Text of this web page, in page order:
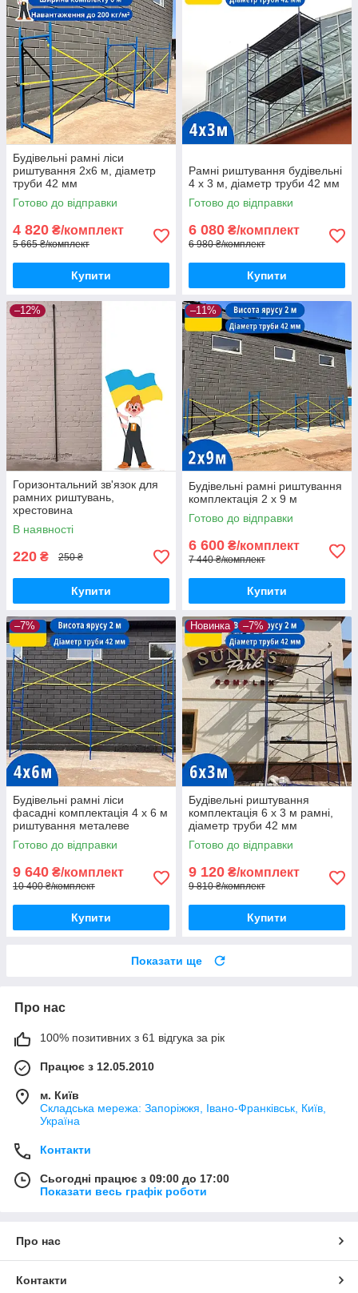
Будівельні рамні ліси
риштування 2х6 м, діаметр
труби 42 мм
Готово до відправки
4 820 ₴/комплект
5 665 ₴/комплект
Купити
Рамні риштування будівельні
4 х 3 м, діаметр труби 42 мм
Готово до відправки
6 080 ₴/комплект
6 980 ₴/комплект
Купити
–12%
Горизонтальний зв'язок для
рамних риштувань,
хрестовина
В наявності
220 ₴ 250 ₴
Купити
–11%
Будівельні рамні риштування
комплектація 2 х 9 м
Готово до відправки
6 600 ₴/комплект
7 440 ₴/комплект
Купити
–7%
Будівельні рамні ліси
фасадні комплектація 4 х 6 м
риштування металеве
Готово до відправки
9 640 ₴/комплект
10 400 ₴/комплект
Купити
Новинка –7%
Будівельні риштування
комплектація 6 х 3 м рамні,
діаметр труби 42 мм
Готово до відправки
9 120 ₴/комплект
9 810 ₴/комплект
Купити
Показати ще
Про нас
100% позитивних з 61 відгука за рік
Працює з 12.05.2010
м. Київ
Складська мережа: Запоріжжя, Івано-Франківськ, Київ,
Україна
Контакти
Сьогодні працює з 09:00 до 17:00
Показати весь графік роботи
Про нас
Контакти